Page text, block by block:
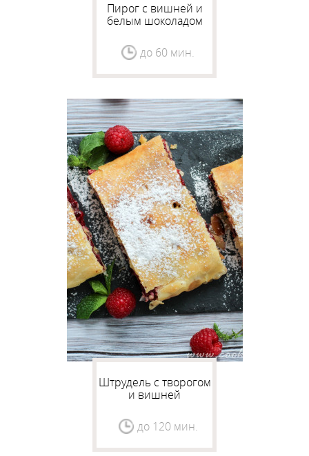
Пирог с вишней и
белым шоколадом
до 60 мин.
Штрудель с творогом
и вишней
до 120 мин.